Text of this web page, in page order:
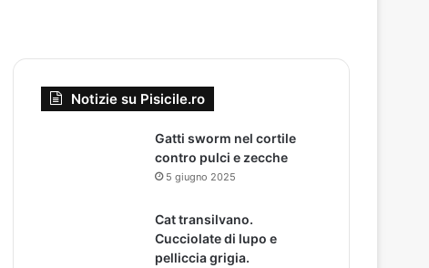
Notizie su Pisicile.ro
Gatti sworm nel cortile
contro pulci e zecche
5 giugno 2025
Cat transilvano.
Cucciolate di lupo e
pelliccia grigia.